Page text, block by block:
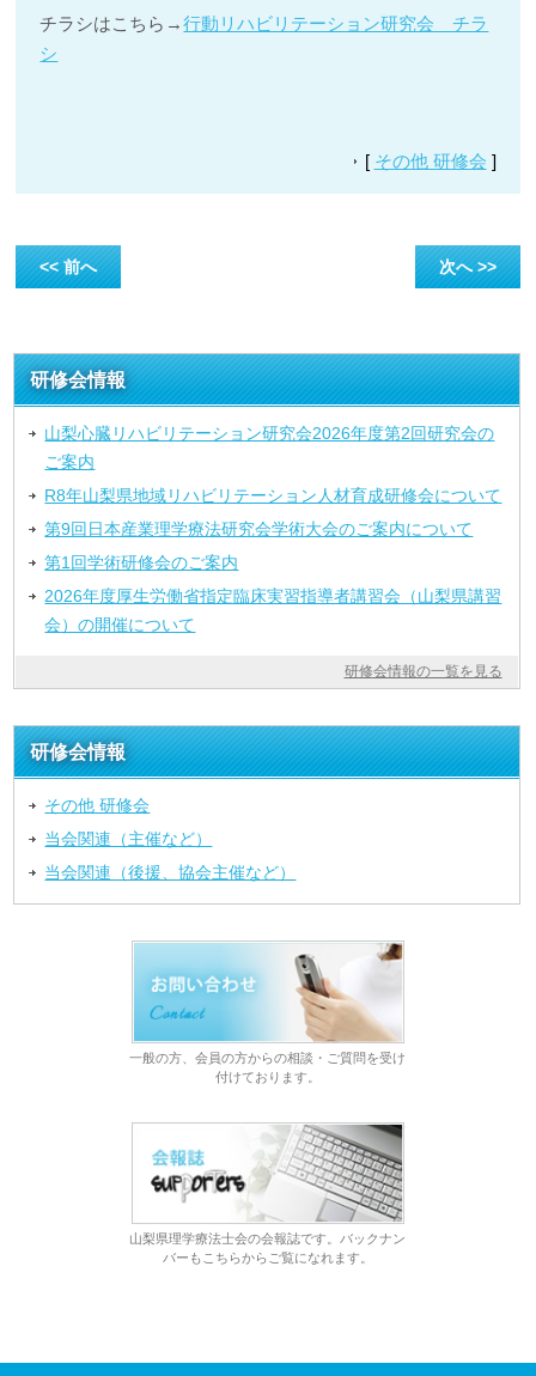
チラシはこちら→行動リハビリテーション研究会 チラ
シ
[ その他 研修会 ]
<< 前へ 次へ >>
研修会情報
山梨心臓リハビリテーション研究会2026年度第2回研究会の
ご案内
R8年山梨県地域リハビリテーション人材育成研修会について
第9回日本産業理学療法研究会学術大会のご案内について
第1回学術研修会のご案内
2026年度厚生労働省指定臨床実習指導者講習会（山梨県講習
会）の開催について
研修会情報の一覧を見る
研修会情報
その他 研修会
当会関連（主催など）
当会関連（後援、協会主催など）
一般の方、会員の方からの相談・ご質問を受け
付けております。
山梨県理学療法士会の会報誌です。バックナン
バーもこちらからご覧になれます。